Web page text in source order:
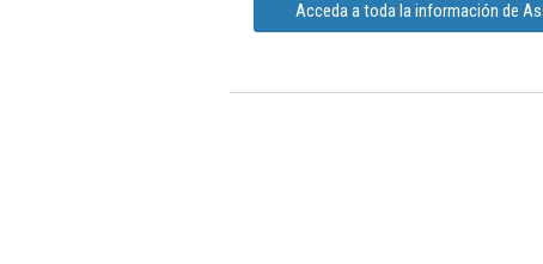
Acceda a toda la información de